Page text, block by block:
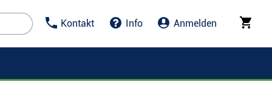
Kontakt Info Anmelden